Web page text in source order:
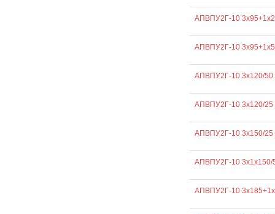
АПВПУ2Г-10
АПВПУ2Г-10
АПВПУ2Г-10 3х120/50
АПВПУ2Г-10 3х120/25
АПВПУ2Г-10 3х150/25
АПВПУ2Г-10 3х1х150/
АПВПУ2Г-10